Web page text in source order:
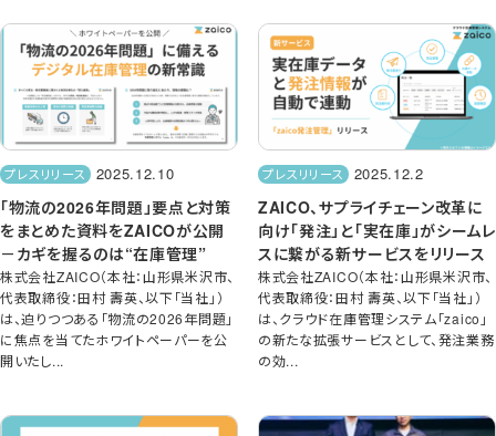
プレスリリース 2025.12.10
「物流の2026年問題」要点と対策
をまとめた資料をZAICOが公開
－カギを握るのは“在庫管理”
株式会社ZAICO（本社：山形県米沢市、
代表取締役：田村 壽英、以下「当社」）
は、迫りつつある「物流の2026年問題」
に焦点を当てたホワイトペーパーを公
開いたし...
プレスリリース 2025.12.2
ZAICO、サプライチェーン改革に
向け「発注」と「実在庫」がシームレ
スに繋がる新サービスをリリース
株式会社ZAICO（本社：山形県米沢市、
代表取締役：田村 壽英、以下「当社」）
は、クラウド在庫管理システム「zaico」
の新たな拡張サービスとして、発注業務
の効...